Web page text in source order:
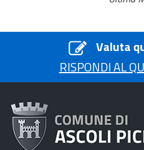
Valuta
RISPONDI AL